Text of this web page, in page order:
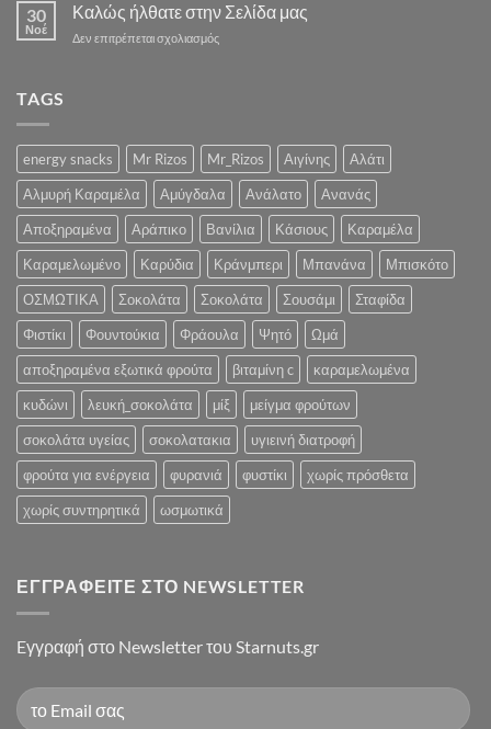
ΣΥΝΤΟΜΑ
Λαχταριστό
και
την
Ψυχολογία
σας»
της
RIZOS
NUTS
:.
30
Νοέ
Καλώς ήλθατε στην Σελίδα μας
Δεν επιτρέπεται σχολιασμόςστο
TAGS
energy snacks Mr Rizos Mr_Rizos Αιγίνης
Αλάτι
Αλμυρή Καραμέλα
Αμύγδαλα Ανάλατο
Ανανάς
Αποξηραμένα
Αράπικο Βανίλια Κάσιους
Καραμέλα
Καραμελωμένο
Καρύδια Κράνμπερι Μπανάνα
Μπισκότο
ΟΣΜΩΤΙΚΑ
Σοκολάτα Σοκολάτα Σουσάμι
Σταφίδα
Φιστίκι
Φουντούκια Φράουλα Ψητό
Ωμά
αποξηραμένα εξωτικά φρούτα
βιταμίνη c
καραμελωμένα
κυδώνι
λευκή_σοκολάτα μίξ
μείγμα φρούτων
σοκολάτα υγείας
σοκολατακια
υγιεινή διατροφή
φρούτα για ενέργεια
φυρανιά φυστίκι
χωρίς πρόσθετα
χωρίς συντηρητικά
ωσμωτικά
ΕΓΓΡΑΦΕΊΤΕ ΣΤΟ NEWSLETTER
Eγγραφή στο Newsletter του Starnuts.gr